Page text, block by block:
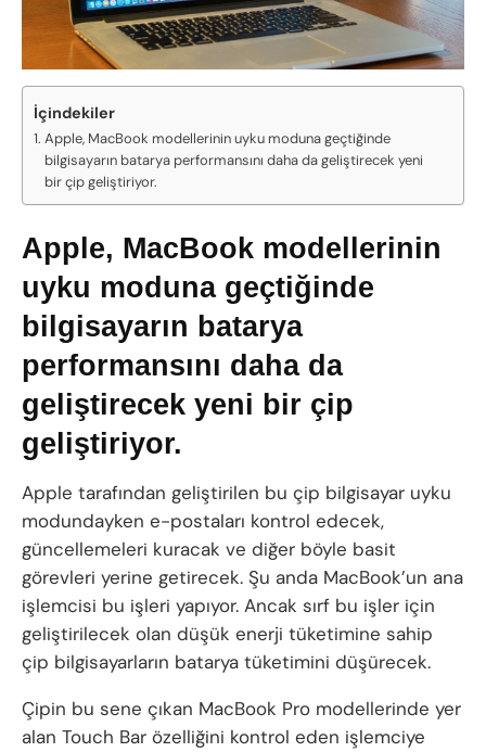
İçindekiler
Apple, MacBook modellerinin uyku moduna geçtiğinde
bilgisayarın batarya performansını daha da geliştirecek yeni
bir çip geliştiriyor.
Apple, MacBook modellerinin
uyku moduna geçtiğinde
bilgisayarın batarya
performansını daha da
geliştirecek yeni bir çip
geliştiriyor.
Apple tarafından geliştirilen bu çip bilgisayar uyku
modundayken e-postaları kontrol edecek,
güncellemeleri kuracak ve diğer böyle basit
görevleri yerine getirecek. Şu anda MacBook’un ana
işlemcisi bu işleri yapıyor. Ancak sırf bu işler için
geliştirilecek olan düşük enerji tüketimine sahip
çip bilgisayarların batarya tüketimini düşürecek.
Çipin bu sene çıkan MacBook Pro modellerinde yer
alan Touch Bar özelliğini kontrol eden işlemciye